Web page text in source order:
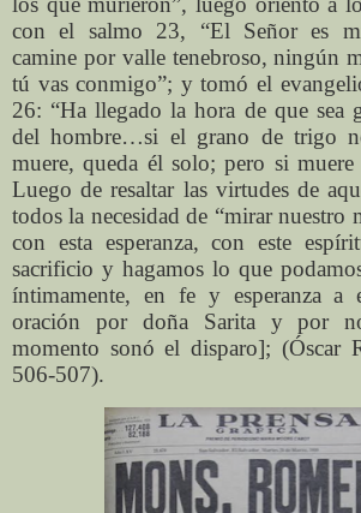
con el salmo 23, “El Señor es
camine por valle tenebroso, ningún
tú vas conmigo”; y tomó el
26: “Ha llegado la hora de que sea
del hombre…si el grano de trigo
muere, queda él solo; pero si
Luego de resaltar las virtudes de
todos la necesidad de “mirar nuestro
con esta esperanza, con este
sacrificio y hagamos lo que
íntimamente, en fe y esperanza a
oración por doña Sarita y por
momento sonó el disparo]; (Óscar
506-507).